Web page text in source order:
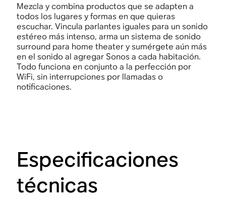
Mezcla y combina productos que se adapten a
todos los lugares y formas en que quieras
escuchar. Vincula parlantes iguales para un sonido
estéreo más intenso, arma un sistema de sonido
surround para home theater y sumérgete aún más
en el sonido al agregar Sonos a cada habitación.
Todo funciona en conjunto a la perfección por
WiFi, sin interrupciones por llamadas o
notificaciones.
Especificaciones
técnicas